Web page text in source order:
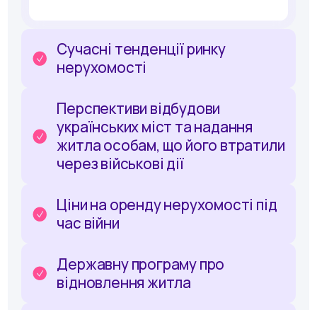
Сучасні тенденції ринку
нерухомості
Перспективи відбудови
українських міст та надання
житла особам, що його втратили
через військові дії
Ціни на оренду нерухомості під
час війни
Державну програму про
відновлення житла